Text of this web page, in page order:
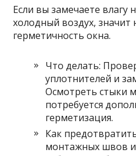
Если вы замечаете
холодный воздух, значит
герметичность окна.
Что делать:
уплотнителей и
Осмотреть стыки
потребуется
герметизация.
Как
монтажных швов и